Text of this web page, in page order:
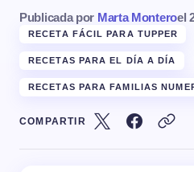
Publicada por Marta Monteroel
RECETA FÁCIL PARA TUPPER
RECETAS PARA EL DÍA A DÍA
RECETAS PARA FAMILIAS
COMPARTIR